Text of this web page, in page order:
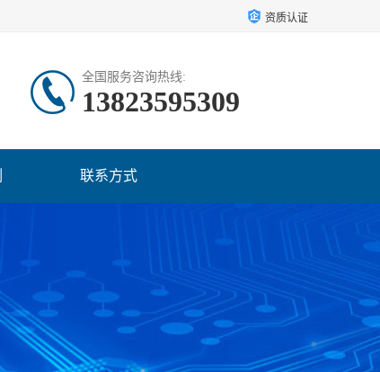
资质认证
全国服务咨询热线:
13823595309
联系方式